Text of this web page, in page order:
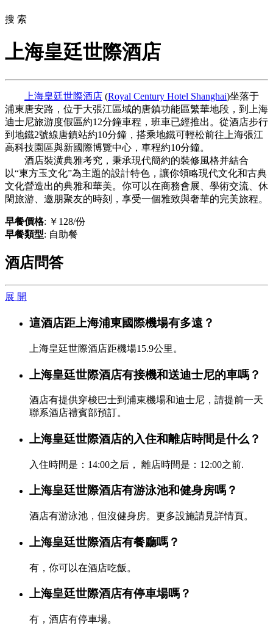
搜 索
上海皇廷世際酒店
上海皇廷世際酒店 (Royal Century Hotel Shanghai)坐落于
浦東唐安路，位于大張江區域的唐鎮功能區繁華地段，到上海
迪士尼旅游度假區約12分鐘車程，班車已經推出。從酒店步行
到地鐵2號線唐鎮站約10分鐘，搭乘地鐵可輕松前往上海張江
高科技園區與新國際博覽中心，車程約10分鐘。
酒店裝潢典雅考究，秉承現代簡約的裝修風格并結合
以“東方玉文化”為主題的設計特色，讓你領略現代文化和古典
文化營造出的典雅和華美。你可以在商務會展、學術交流、休
閑旅游、邀朋聚友的時刻，享受一個雅致與奢華的完美旅程。
早餐價格: ￥128/份
早餐類型: 自助餐
酒店問答
展 開
這酒店距上海浦東國際機場有多遠？
上海皇廷世際酒店距機場15.9公里。
上海皇廷世際酒店有接機和送迪士尼的車嗎？
酒店有提供穿梭巴士到浦東機場和迪士尼，請提前一天
聯系酒店禮賓部預訂。
上海皇廷世際酒店的入住和離店時間是什么？
入住時間是：14:00之后， 離店時間是：12:00之前.
上海皇廷世際酒店有游泳池和健身房嗎？
酒店有游泳池，但沒健身房。更多設施請見詳情頁。
上海皇廷世際酒店有餐廳嗎？
有，你可以在酒店吃飯。
上海皇廷世際酒店有停車場嗎？
有，酒店有停車場。